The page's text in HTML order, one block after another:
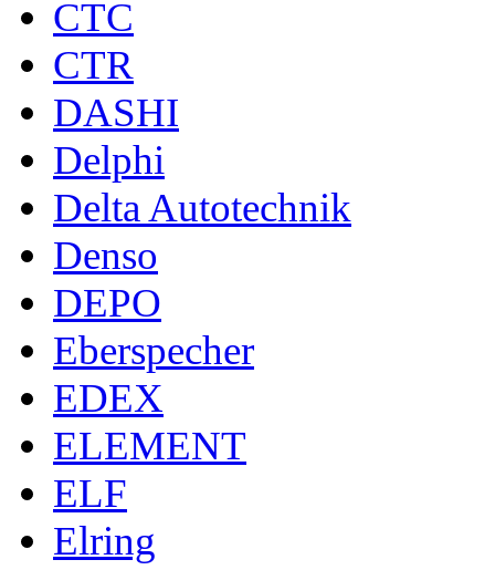
CTC
CTR
DASHI
Delphi
Delta Autotechnik
Denso
DEPO
Eberspecher
EDEX
ELEMENT
ELF
Elring